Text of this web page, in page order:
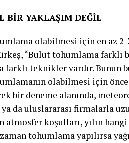
BİR YAKLAŞIM DEĞİL
olabilmesi için en az 2-
“Bulut tohumlama farklı
farklı teknikler vardır. Bunun
olabilmesi için
bir deneme alanında,
da uluslararası firmalarla
atmosfer koşulları, yılın
tohumlama yapılırsa